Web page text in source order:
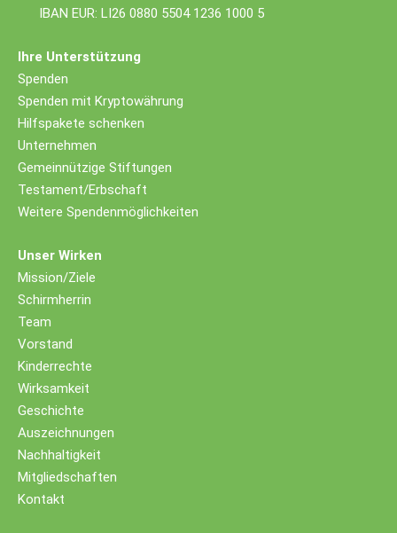
IBAN EUR: LI26 0880 5504 1236 1000 5
Ihre Unterstützung
Spenden
Spenden mit Kryptowährung
Hilfspakete schenken
Unternehmen
Gemeinnützige Stiftungen
Testament/Erbschaft
Weitere Spendenmöglichkeiten
Unser Wirken
Mission/Ziele
Schirmherrin
Team
Vorstand
Kinderrechte
Wirksamkeit
Geschichte
Auszeichnungen
Nachhaltigkeit
Mitgliedschaften
Kontakt